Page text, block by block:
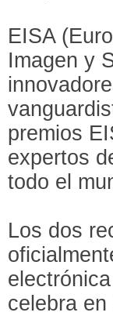
EISA
Imagen y
premios
expertos
todo el
Los dos
celebra